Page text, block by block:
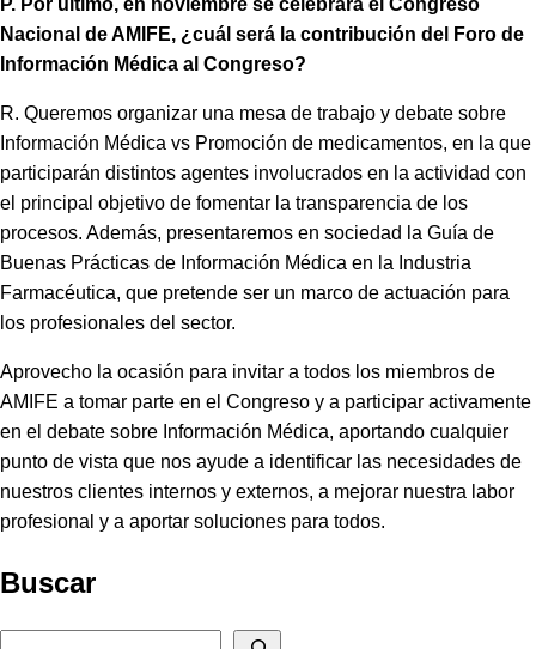
Nacional de AMIFE, ¿cuál será la contribución del Foro de
Información Médica al Congreso?
R. Queremos organizar una mesa de trabajo y debate sobre
Información Médica vs Promoción de medicamentos, en la que
participarán distintos agentes involucrados en la actividad con
el principal objetivo de fomentar la transparencia de los
procesos. Además, presentaremos en sociedad la Guía de
Buenas Prácticas de Información Médica en la Industria
Farmacéutica, que pretende ser un marco de actuación para
los profesionales del sector.
Aprovecho la ocasión para invitar a todos los miembros de
AMIFE a tomar parte en el Congreso y a participar activamente
en el debate sobre Información Médica, aportando cualquier
punto de vista que nos ayude a identificar las necesidades de
nuestros clientes internos y externos, a mejorar nuestra labor
profesional y a aportar soluciones para todos.
Buscar